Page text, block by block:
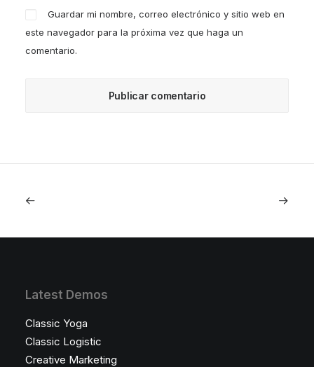
Guardar mi nombre, correo electrónico y sitio web en
este navegador para la próxima vez que haga un
comentario.
Latest Demos
Classic Yoga
Classic Logistic
Creative Marketing